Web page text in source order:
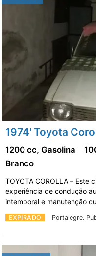
1974' Toyota
EXPIRADO Portalegre.
1200 cc, Gasolina
Branco
TOYOTA COROLLA – Este
experiência de condução
intemporal e manutenção